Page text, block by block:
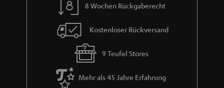
8 Wochen Rückgaberecht
Kostenloser Rückversand
9 Teufel Stores
Mehr als 45 Jahre Erfahrung